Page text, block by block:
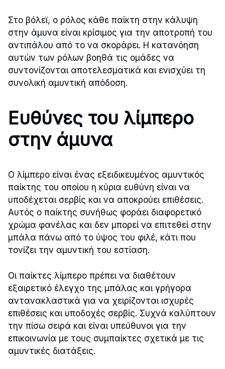
Στο βόλεϊ, ο ρόλος κάθε παίκτη στην κάλυψη
στην άμυνα είναι κρίσιμος για την αποτροπή του
αντιπάλου από το να σκοράρει. Η κατανόηση
αυτών των ρόλων βοηθά τις ομάδες να
συντονίζονται αποτελεσματικά και ενισχύει τη
συνολική αμυντική απόδοση.
Ευθύνες του λίμπερο
στην άμυνα
Ο λίμπερο είναι ένας εξειδικευμένος αμυντικός
παίκτης του οποίου η κύρια ευθύνη είναι να
υποδέχεται σερβίς και να αποκρούει επιθέσεις.
Αυτός ο παίκτης συνήθως φοράει διαφορετικό
χρώμα φανέλας και δεν μπορεί να επιτεθεί στην
μπάλα πάνω από το ύψος του φιλέ, κάτι που
τονίζει την αμυντική του εστίαση.
Οι παίκτες λίμπερο πρέπει να διαθέτουν
εξαιρετικό έλεγχο της μπάλας και γρήγορα
αντανακλαστικά για να χειρίζονται ισχυρές
επιθέσεις και υποδοχές σερβίς. Συχνά καλύπτουν
την πίσω σειρά και είναι υπεύθυνοι για την
επικοινωνία με τους συμπαίκτες σχετικά με τις
αμυντικές διατάξεις.